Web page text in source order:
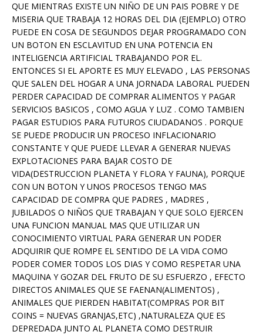
QUE MIENTRAS EXISTE UN NIÑO DE UN PAIS POBRE Y DE
MISERIA QUE TRABAJA 12 HORAS DEL DIA (EJEMPLO) OTRO
PUEDE EN COSA DE SEGUNDOS DEJAR PROGRAMADO CON
UN BOTON EN ESCLAVITUD EN UNA POTENCIA EN
INTELIGENCIA ARTIFICIAL TRABAJANDO POR EL.
ENTONCES SI EL APORTE ES MUY ELEVADO , LAS PERSONAS
QUE SALEN DEL HOGAR A UNA JORNADA LABORAL PUEDEN
PERDER CAPACIDAD DE COMPRAR ALIMENTOS Y PAGAR
SERVICIOS BASICOS , COMO AGUA Y LUZ . COMO TAMBIEN
PAGAR ESTUDIOS PARA FUTUROS CIUDADANOS . PORQUE
SE PUEDE PRODUCIR UN PROCESO INFLACIONARIO
CONSTANTE Y QUE PUEDE LLEVAR A GENERAR NUEVAS
EXPLOTACIONES PARA BAJAR COSTO DE
VIDA(DESTRUCCION PLANETA Y FLORA Y FAUNA), PORQUE
CON UN BOTON Y UNOS PROCESOS TENGO MAS
CAPACIDAD DE COMPRA QUE PADRES , MADRES ,
JUBILADOS O NIÑOS QUE TRABAJAN Y QUE SOLO EJERCEN
UNA FUNCION MANUAL MAS QUE UTILIZAR UN
CONOCIMIENTO VIRTUAL PARA GENERAR UN PODER
ADQUIRIR QUE ROMPE EL SENTIDO DE LA VIDA COMO
PODER COMER TODOS LOS DIAS Y COMO RESPETAR UNA
MAQUINA Y GOZAR DEL FRUTO DE SU ESFUERZO , EFECTO
DIRECTOS ANIMALES QUE SE FAENAN(ALIMENTOS) ,
ANIMALES QUE PIERDEN HABITAT(COMPRAS POR BIT
COINS = NUEVAS GRANJAS,ETC) ,NATURALEZA QUE ES
DEPREDADA JUNTO AL PLANETA COMO DESTRUIR